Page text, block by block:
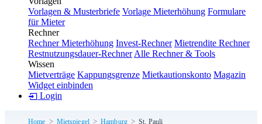
Vorlagen & Musterbriefe Vorlage Mieterhöhung Formulare
für Mieter
Rechner
Rechner Mieterhöhung Invest-Rechner Mietrendite Rechner
Restnutzungsdauer-Rechner Alle Rechner & Tools
Wissen
Mietverträge Kappungsgrenze Mietkautionskonto Magazin
Widget einbinden
Login
Home Mietspiegel Hamburg St. Pauli